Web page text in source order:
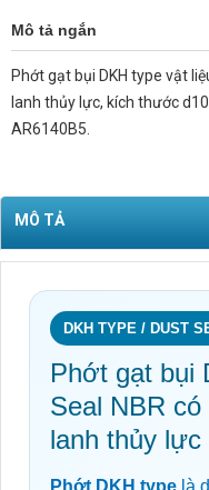
Mô tả ngắn
Phớt gạt bụi DKH type vật
lanh thủy lực, kích thước
AR6140B5.
MÔ TẢ
DKH TYPE / DUST
Phớt gạt bụi
Seal NBR
lanh thủy lực
Phớt DKH type là